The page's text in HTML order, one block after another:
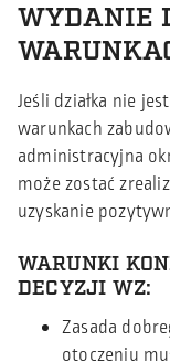
WYDANIE
Jeśli działka nie
warunkach
administracyjna
może zostać
uzyskanie
WARUNKI
DECYZJI WZ:
Zasada
otoczeniu